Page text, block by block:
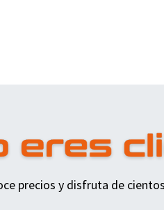
precios y disfruta de